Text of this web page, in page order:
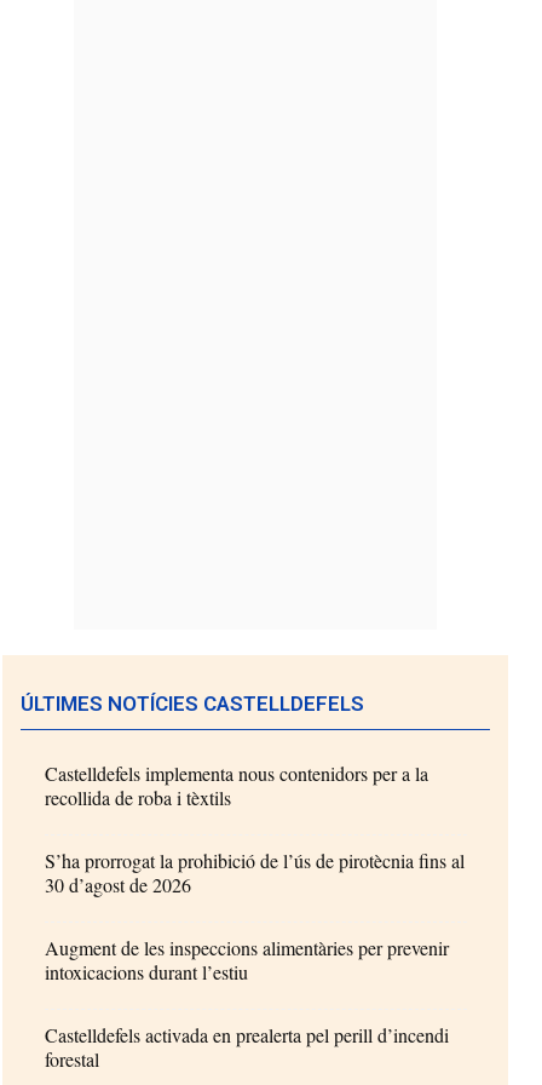
ÚLTIMES NOTÍCIES CASTELLDEFELS
Castelldefels implementa nous contenidors per a la
recollida de roba i tèxtils
S’ha prorrogat la prohibició de l’ús de pirotècnia fins al
30 d’agost de 2026
Augment de les inspeccions alimentàries per prevenir
intoxicacions durant l’estiu
Castelldefels activada en prealerta pel perill d’incendi
forestal